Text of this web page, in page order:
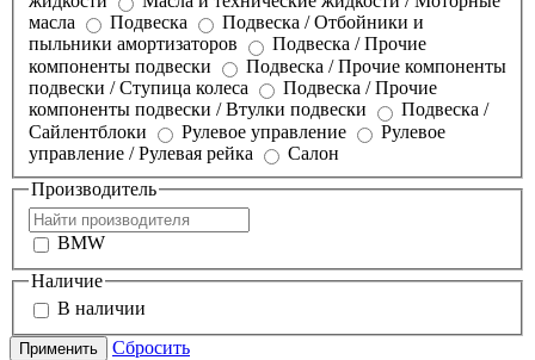
масла
Подвеска
Подвеска / Отбойники и
пыльники амортизаторов
Подвеска / Прочие
компоненты подвески
Подвеска / Прочие компоненты
подвески / Ступица колеса
Подвеска / Прочие
компоненты подвески / Втулки подвески
Подвеска /
Сайлентблоки
Рулевое управление
Рулевое
управление / Рулевая рейка
Салон
Производитель
BMW
Наличие
В наличии
Применить
Сбросить